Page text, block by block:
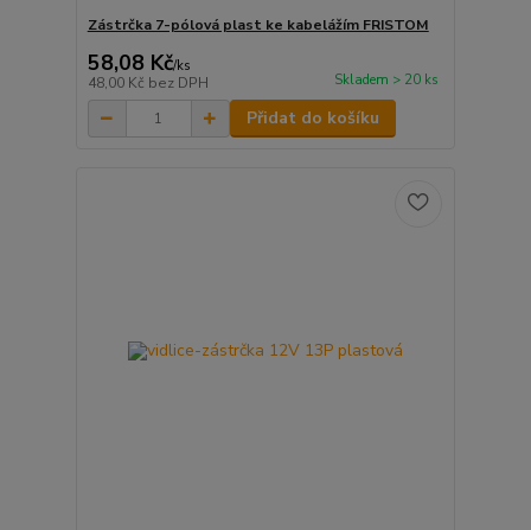
Zástrčka 7-pólová plast ke kabelážím FRISTOM
58,08 Kč/ks
48,00 Kč bez DPH Skladem > 20 ks
Přidat do košíku